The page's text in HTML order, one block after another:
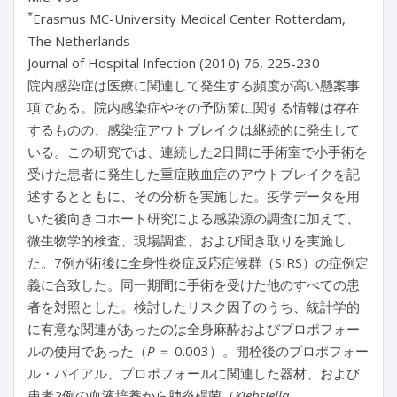
*Erasmus MC-University Medical Center Rotterdam,
The Netherlands
Journal of Hospital Infection (2010) 76, 225-230
院内感染症は医療に関連して発生する頻度が高い懸案事
項である。院内感染症やその予防策に関する情報は存在
するものの、感染症アウトブレイクは継続的に発生して
いる。この研究では、連続した2日間に手術室で小手術を
受けた患者に発生した重症敗血症のアウトブレイクを記
述するとともに、その分析を実施した。疫学データを用
いた後向きコホート研究による感染源の調査に加えて、
微生物学的検査、現場調査、および聞き取りを実施し
た。7例が術後に全身性炎症反応症候群（SIRS）の症例定
義に合致した。同一期間に手術を受けた他のすべての患
者を対照とした。検討したリスク因子のうち、統計学的
に有意な関連があったのは全身麻酔およびプロポフォー
ルの使用であった（P＝ 0.003）。開栓後のプロポフォー
ル・バイアル、プロポフォールに関連した器材、および